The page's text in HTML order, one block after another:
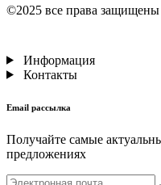
©2025 все права защищены
Информация
Контакты
Email рассылка
Получайте самые
предложениях